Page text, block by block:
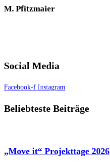
M. Pfitzmaier
Social Media
Facebook-f Instagram
Beliebteste Beiträge
„Move it“ Projekttage 2026